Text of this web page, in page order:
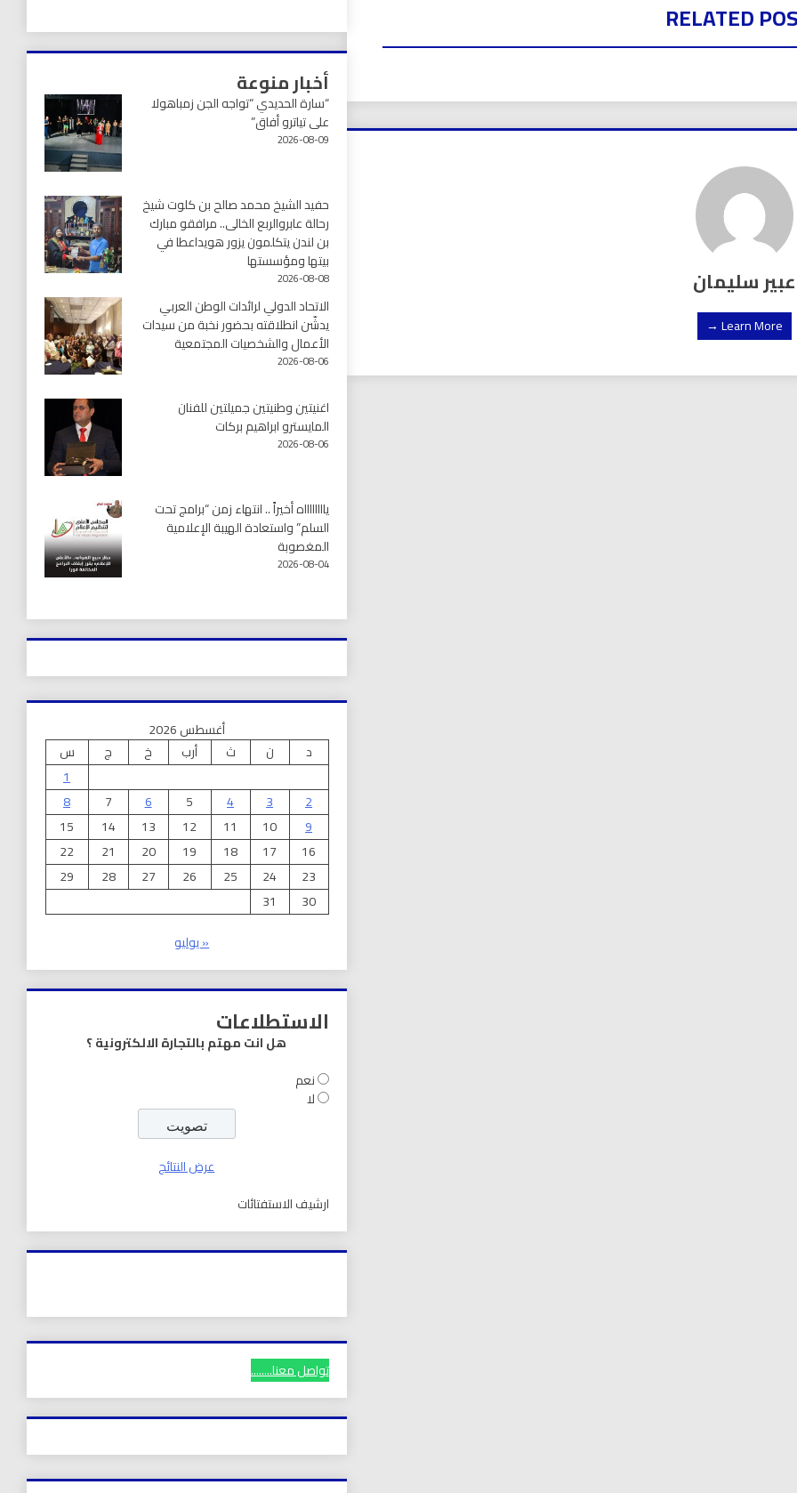
RELATED
عبير سليمان
Learn More →
أخبار منوعة
“سارة الحديدي “تواجه الجن زمباهولا
على تياترو أفاق”
2026-08-09
حفيد الشيخ محمد صالح بن كلوت شيخ
رحالة عابروالربع الخالى.. مرافقو مبارك
بن لندن يتكلمون يزور هويداعطا في
بيتها ومؤسستها
2026-08-08
الاتحاد الدولي لرائدات الوطن العربي
يدشّن انطلاقته بحضور نخبة من سيدات
الأعمال والشخصيات المجتمعية
2026-08-06
اغنيتين وطنيتين جميلتين للفنان
المايسترو ابراهيم بركات
2026-08-06
يااااااااه أخيراً .. انتهاء زمن “برامج تحت
السلم” واستعادة الهيبة الإعلامية
المغصوبة
2026-08-04
أغسطس 2026
د
ن ث أرب خ ج
س
1
2
3
4
5
6
7
8
9
10
11
12
13
14
15
16
17
18
19
20
21
22
23
24
25
26
27
28
29
30
31
« يوليو
الاستطلاعات
هل انت مهتم بالتجارة الالكترونية ؟
نعم
لا
عرض النتائج
ارشيف الاستفتائات
تواصل معنا........